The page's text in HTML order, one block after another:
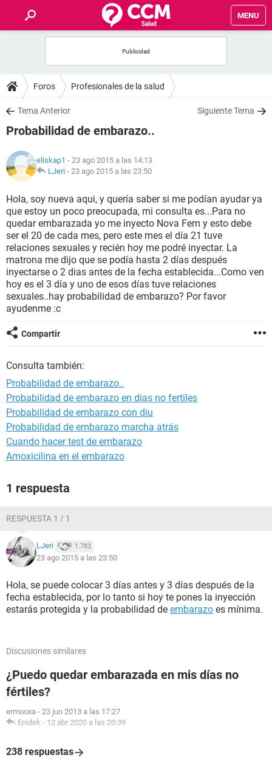
MENU
FOROS
SALUD
NUTRICIÓN
BIENESTAR
SEXUALIDAD
GLOSARIO
Foros Profesionales de la salud
Tema Anterior Siguiente Tema
Probabilidad de embarazo..
eliskap1 - 23 ago 2015 a las 14:13
LJeri - 23 ago 2015 a las 23:50
Hola, soy nueva aqui, y quería saber si me podían ayudar ya
que estoy un poco preocupada, mi consulta es...Para no
quedar embarazada yo me inyecto Nova Fem y esto debe
ser el 20 de cada mes, pero este mes el día 21 tuve
relaciones sexuales y recién hoy me podré inyectar. La
matrona me dijo que se podía hasta 2 días después
inyectarse o 2 dias antes de la fecha establecida...Como ven
hoy es el 3 día y uno de esos días tuve relaciones
sexuales..hay probabilidad de embarazo? Por favor
ayudenme :c
Compartir
Consulta también:
Probabilidad de embarazo..
Probabilidad de embarazo en dias no fertiles
Probabilidad de embarazo con diu
Probabilidad de embarazo marcha atrás
Cuando hacer test de embarazo
Amoxicilina en el embarazo
1 respuesta
RESPUESTA 1 / 1
LJeri 1.783
23 ago 2015 a las 23:50
Hola, se puede colocar 3 días antes y 3 días después de la
fecha establecida, por lo tanto si hoy te pones la inyección
estarás protegida y la probabilidad de embarazo es mínima.
Discusiones similares
¿Puedo quedar embarazada en mis días no
fértiles?
ermooxa - 23 jun 2013 a las 17:27
Enidek - 12 abr 2020 a las 20:39
238 respuestas